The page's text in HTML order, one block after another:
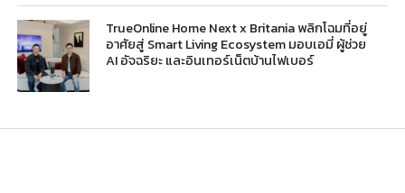
TrueOnline Home Next x Britania พลิกโฉมที่อยู่
อาศัยสู่ Smart Living Ecosystem มอบเอมี่ ผู้ช่วย
AI อัจฉริยะ และอินเทอร์เน็ตบ้านไฟเบอร์